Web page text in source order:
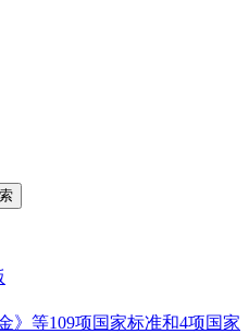
》等109项国家标准和4项国家